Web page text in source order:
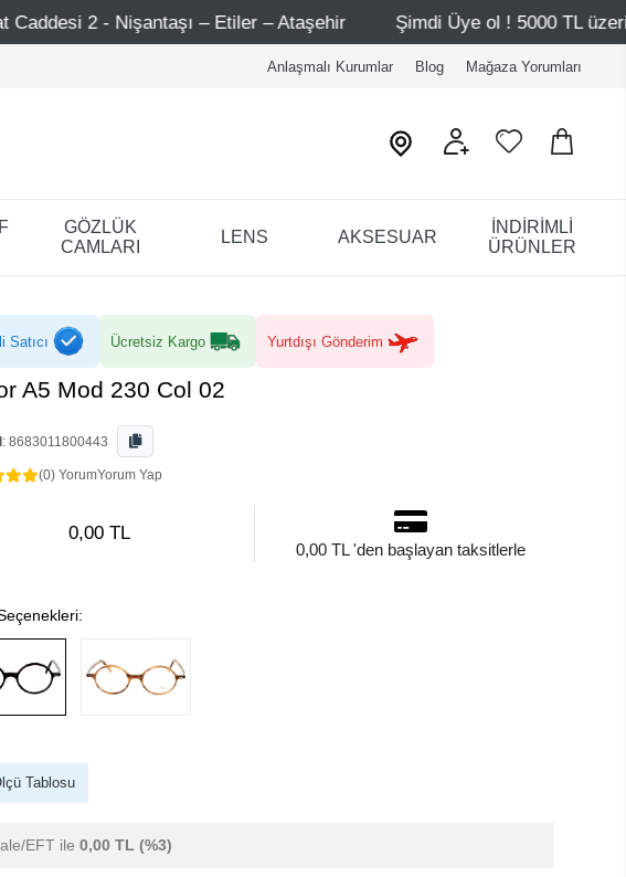
– Etiler – Ataşehir Şimdi Üye ol ! 5000 TL üzeri ilk alışverişinde
Anlaşmalı Kurumlar Blog Mağaza Yorumları
GÖZLÜK
CAMLARI
LENS AKSESUAR
İNDİRİMLİ
ÜRÜNLER
Satıcı Ücretsiz Kargo Yurtdışı Gönderim
A5 Mod 230 Col 02
: 8683011800443
(0) YorumYorum Yap
0,00 TL
0,00 TL 'den başlayan taksitlerle
Tablosu
EFT ile 0,00 TL (%3)